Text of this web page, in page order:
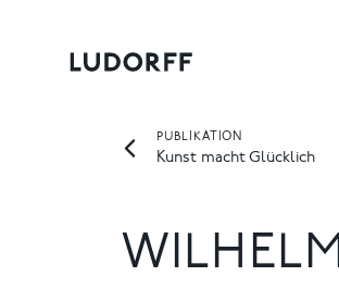
PUBLIKATION
Kunst macht Glücklich